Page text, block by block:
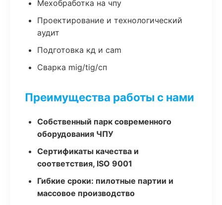
Мехобработка на чпу
Проектирование и технологический
аудит
Подготовка кд и cam
Сварка mig/tig/сп
Преимущества работы с нами
Собственный парк современного
оборудования ЧПУ
Сертификаты качества и
соответствия, ISO 9001
Гибкие сроки: пилотные партии и
массовое производство